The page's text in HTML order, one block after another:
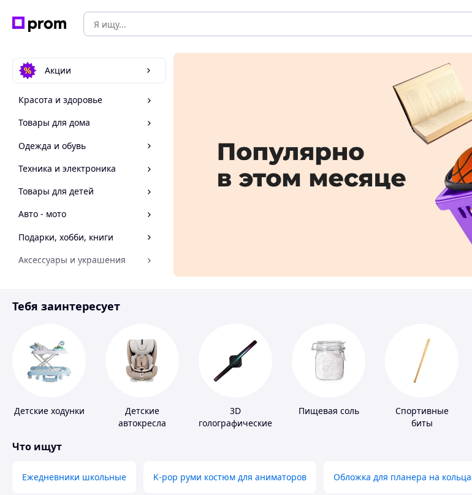
Акции
Красота и здоровье
Товары для дома
Одежда и обувь
Техника и электроника
Товары для детей
Авто - мото
Подарки, хобби, книги
Аксессуары и украшения
Спорт и отдых
Тебя заинтересует
Детские ходунки
Детские
автокресла
3D
голографические
Пищевая соль
Спортивные
биты
Что ищут
Ежедневники школьные K-pop руми костюм для аниматоров Обложка для планера на